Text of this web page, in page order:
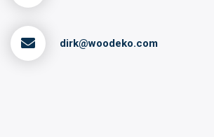
dirk@woodeko.com